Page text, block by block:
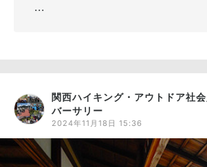
...
関西ハイキング・アウトドア社
バーサリー
2024年11月18日 15:36